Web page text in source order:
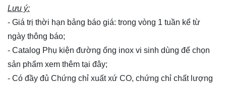
Lưu ý:
- Giá trị thời hạn bảng báo giá: trong vòng 1 tuần kể từ
ngày thông báo;
- Catalog Phụ kiện đường ống inox vi sinh dùng để chọn
sản phẩm xem thêm tại đây;
- Có đầy đủ Chứng chỉ xuất xứ CO, chứng chỉ chất lượng